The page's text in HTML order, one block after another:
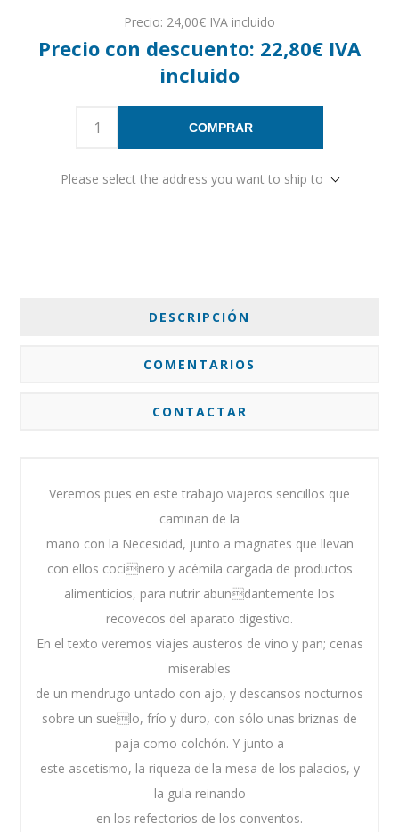
Precio: 24,00€ IVA incluido
Precio con descuento: 22,80€ IVA
incluido
COMPRAR
Please select the address you want to ship to
DESCRIPCIÓN
COMENTARIOS
CONTACTAR
Veremos pues en este trabajo viajeros sencillos que
caminan de la
mano con la Necesidad, junto a magnates que llevan
con ellos cocinero y acémila cargada de productos
alimenticios, para nutrir abundantemente los
recovecos del aparato digestivo.
En el texto veremos viajes austeros de vino y pan; cenas
miserables
de un mendrugo untado con ajo, y descansos nocturnos
sobre un suelo, frío y duro, con sólo unas briznas de
paja como colchón. Y junto a
este ascetismo, la riqueza de la mesa de los palacios, y
la gula reinando
en los refectorios de los conventos.